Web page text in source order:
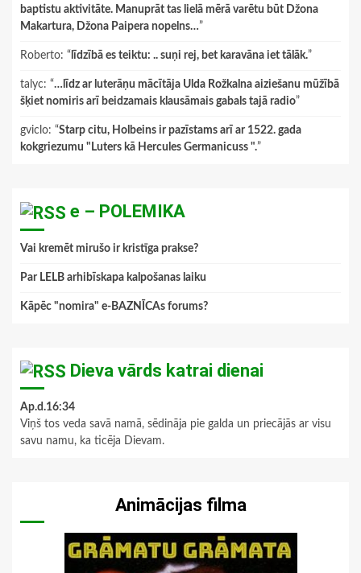
baptistu aktivitāte. Manuprāt tas lielā mērā varētu būt Džona
Makartura, Džona Paipera nopelns…”
Roberto: “ līdzībā es teiktu: .. suņi rej, bet karavāna iet tālāk.”
talyc: “…līdz ar luterāņu mācītāja Ulda Rožkalna aiziešanu mūžībā
šķiet nomiris arī beidzamais klausāmais gabals tajā radio”
gviclo: “Starp citu, Holbeins ir pazīstams arī ar 1522. gada
kokgriezumu "Luters kā Hercules Germanicuss ".”
e – POLEMIKA
Vai kremēt mirušo ir kristīga prakse?
Par LELB arhibīskapa kalpošanas laiku
Kāpēc "nomira" e-BAZNĪCAs forums?
Dieva vārds katrai dienai
Ap.d.16:34
Viņš tos veda savā namā, sēdināja pie galda un priecājās ar visu
savu namu, ka ticēja Dievam.
Animācijas filma